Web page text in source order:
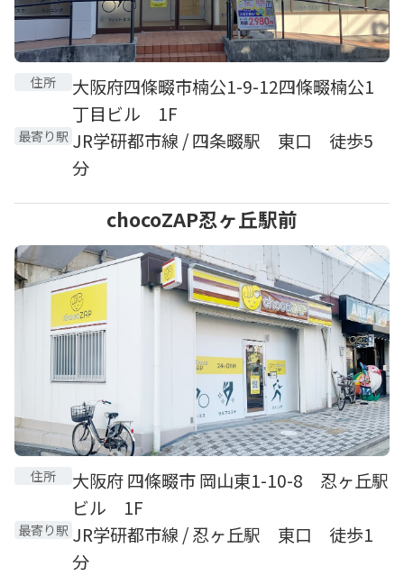
住所
大阪府四條畷市楠公1-9-12四條畷楠公1
丁目ビル 1F
最寄り駅 JR学研都市線 / 四条畷駅 東口 徒歩5
分
chocoZAP忍ヶ丘駅前
住所
大阪府 四條畷市 岡山東1-10-8 忍ヶ丘駅
ビル 1F
最寄り駅 JR学研都市線 / 忍ヶ丘駅 東口 徒歩1
分